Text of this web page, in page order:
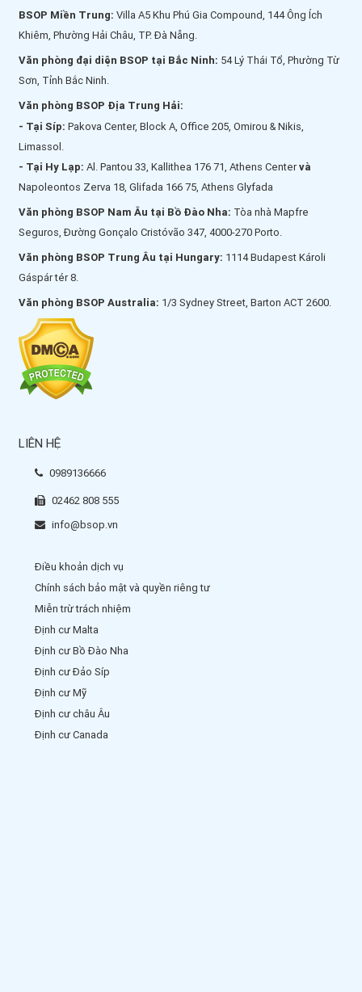
BSOP Miền Trung: Villa A5 Khu Phú Gia Compound, 144 Ông Ích
Khiêm, Phường Hải Châu, TP. Đà Nẵng.
Văn phòng đại diện BSOP tại Bắc Ninh: 54 Lý Thái Tổ, Phường Từ
Sơn, Tỉnh Bắc Ninh.
Văn phòng BSOP Địa Trung Hải:
- Tại Síp: Pakova Center, Block A, Office 205, Omirou & Nikis,
Limassol.
- Tại Hy Lạp: Al. Pantou 33, Kallithea 176 71, Athens Centervà
Napoleontos Zerva 18, Glifada 166 75, Athens Glyfada
Văn phòng BSOP Nam Âu tại Bồ Đào Nha: Tòa nhà Mapfre
Seguros, Đường Gonçalo Cristóvão 347, 4000-270 Porto.
Văn phòng BSOP Trung Âu tại Hungary: 1114 Budapest Károli
Gáspár tér 8.
Văn phòng BSOP Australia: 1/3 Sydney Street, Barton ACT 2600.
LIÊN HỆ
0989136666
02462 808 555
info@bsop.vn
Điều khoản dịch vụ
Chính sách bảo mật và quyền riêng tư
Miễn trừ trách nhiệm
Định cư Malta
Định cư Bồ Đào Nha
Định cư Đảo Síp
Định cư Mỹ
Định cư châu Âu
Định cư Canada